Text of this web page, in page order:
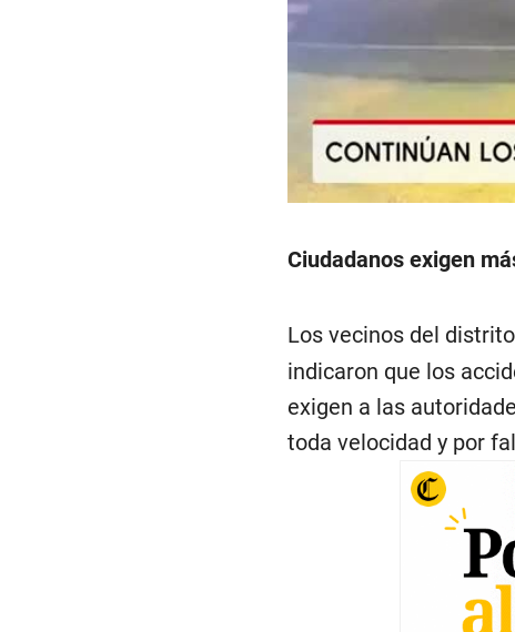
00:00/01:19
Ciudadanos exigen
Los vecinos del
indicaron que los
exigen a las
toda velocidad y por